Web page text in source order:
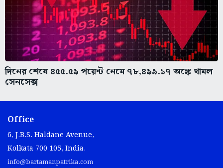
দিনের শেষে ৪৫৫.৫৯ পয়েন্ট নেমে ৭৮,৪৯৯.১৭ অঙ্কে থামল
সেনসেক্স
Office
6, J.B.S. Haldane Avenue,
Kolkata 700 105, India.
info@bartamanpatrika.com